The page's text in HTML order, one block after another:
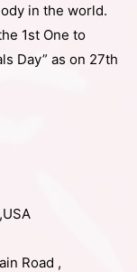
in the world.
1st One to
Day” as on 27th
Road ,